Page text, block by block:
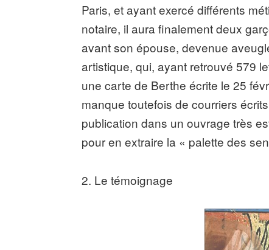
Paris, et ayant exercé différents
notaire, il aura finalement deux
avant son épouse, devenue
artistique, qui, ayant retrouvé 579
une carte de Berthe écrite le 25
manque toutefois de courriers
publication dans un ouvrage très
pour en extraire la « palette des
2. Le témoignage